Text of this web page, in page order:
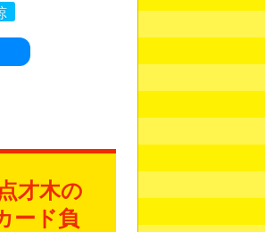
才木の
ード負